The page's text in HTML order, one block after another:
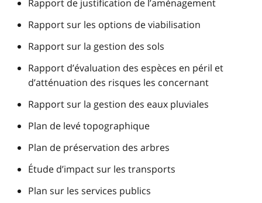
Rapport de justification de l’aménagement
Rapport sur les options de viabilisation
Rapport sur la gestion des sols
Rapport d’évaluation des espèces en péril et
d’atténuation des risques les concernant
Rapport sur la gestion des eaux pluviales
Plan de levé topographique
Plan de préservation des arbres
Étude d’impact sur les transports
Plan sur les services publics